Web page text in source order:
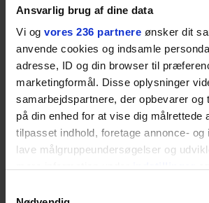
Ansvarlig brug af dine data
Vi og vores 236 partnere ønsker dit
anvende cookies og indsamle
adresse, ID og din browser til
marketingformål. Disse oplysninger
samarbejdspartnere, der opbevarer og
på din enhed for at vise dig målrettede
tilpasset indhold, foretage annonce- og
lave målgruppeundersøgelser og
tilbage eller ændre indstillinger fra vores
Appelsinlikør, for eksempel Grand
Cointreau, er en af de mest
Daiquiri og Manhattan.